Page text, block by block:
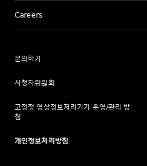
Careers
문의하기
시청자위원회
고정형 영상정보처리기기 운영/관리 방
침
개인정보처리방침